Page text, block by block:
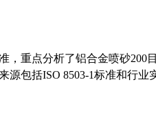
重点分析了铝合金喷砂200
源包括ISO 8503-1标准和行